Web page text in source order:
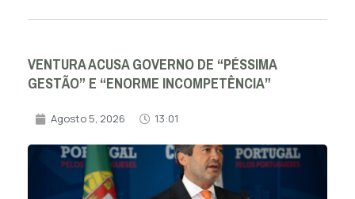
VENTURA ACUSA GOVERNO DE “PÉSSIMA
GESTÃO” E “ENORME INCOMPETÊNCIA”
Agosto 5, 2026 13:01